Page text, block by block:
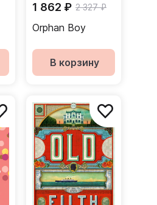
1 862 ₽ 2 327 ₽
Orphan Boy
В корзину